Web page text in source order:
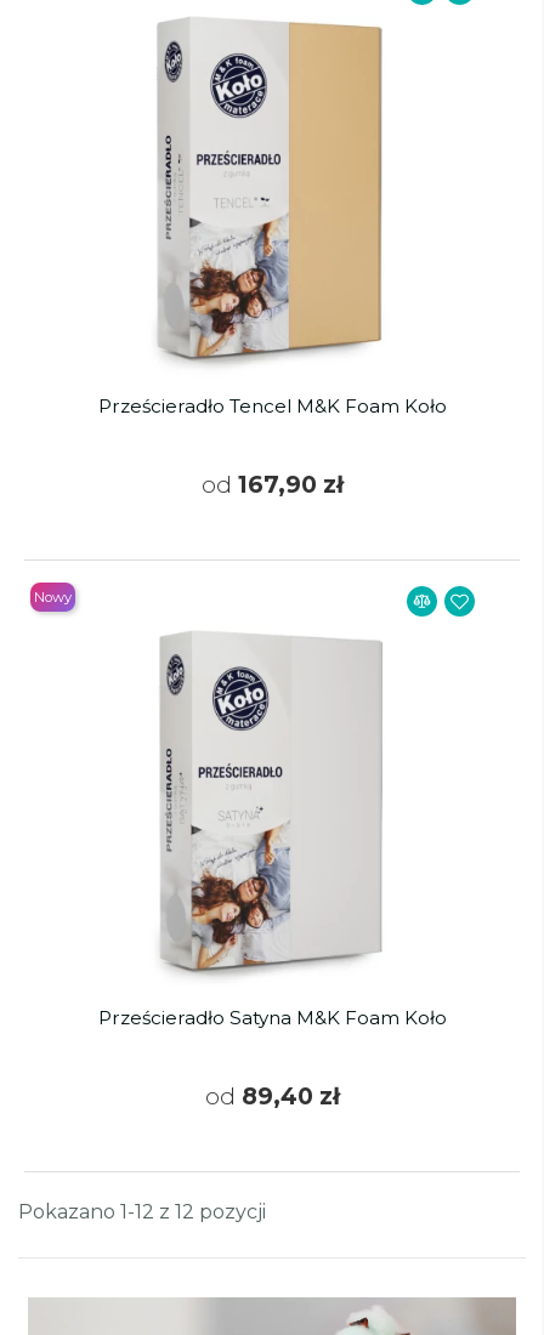
Prześcieradło Tencel M&K Foam Koło
od 167,90 zł
Prześcieradło Satyna M&K Foam Koło
od 89,40 zł
Nowy
Pokazano 1-12 z 12 pozycji